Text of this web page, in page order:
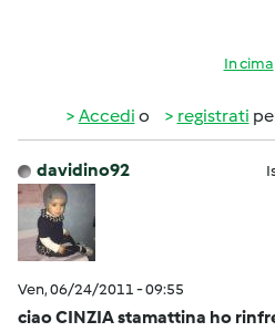
In cima
Accedi o registrati
davidino92
Ven, 06/24/2011 - 09:55
ciao CINZIA stamattina ho